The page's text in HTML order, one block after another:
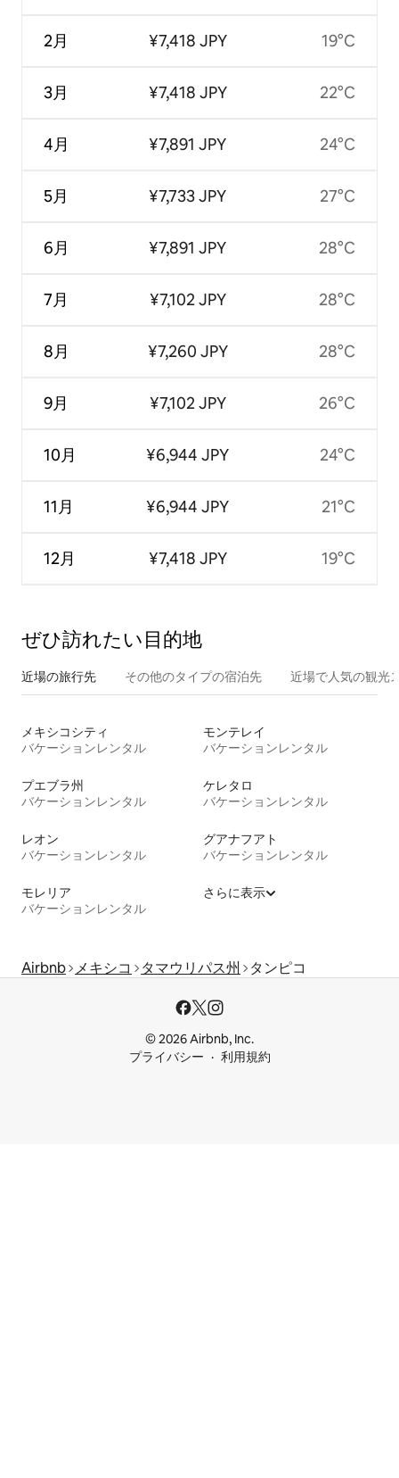
2月
3月
4月
5月
6月
7月
8月
9月
10月
11月
12月
¥7,418 JPY
¥7,418 JPY
¥7,891 JPY
¥7,733 JPY
¥7,891 JPY
¥7,102 JPY
¥7,260 JPY
¥7,102 JPY
¥6,944 JPY
¥6,944 JPY
¥7,418 JPY
19°C
22°C
24°C
27°C
28°C
28°C
28°C
26°C
24°C
21°C
19°C
ぜひ訪⁠れ⁠た⁠い目⁠的⁠地
近場の旅行先 その他のタ⁠イ⁠プ⁠の宿⁠泊⁠先 近場で人気の観光
メキシコシティ
バケーションレンタル
モンテレイ
バケーションレンタル
プエブラ州
バケーションレンタル
ケレタロ
バケーションレンタル
レオン
バケーションレンタル
グアナフアト
バケーションレンタル
モレリア
バケーションレンタル
さらに表示
Airbnb メキシコ タマウリパス州 タンピコ
© 2026 Airbnb, Inc.
プライバシー
利用規約